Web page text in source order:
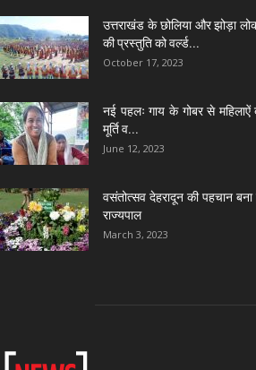
उत्तराखंड के छोलिया और झोड़ा
की प्रस्तुति को वर्ल्ड...
October 17, 2023
नई पहलः गाय के गोबर से महिलाऐं
मूर्ति व...
June 12, 2023
वसंतोत्सव देहरादून की पहचान
राज्यपाल
March 3, 2023